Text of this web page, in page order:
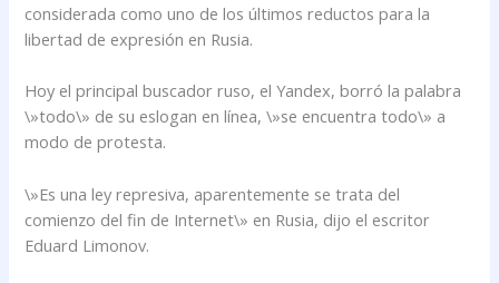
considerada como uno de los últimos reductos para la
libertad de expresión en Rusia.
Hoy el principal buscador ruso, el Yandex, borró la palabra
\»todo\» de su eslogan en línea, \»se encuentra todo\» a
modo de protesta.
\»Es una ley represiva, aparentemente se trata del
comienzo del fin de Internet\» en Rusia, dijo el escritor
Eduard Limonov.